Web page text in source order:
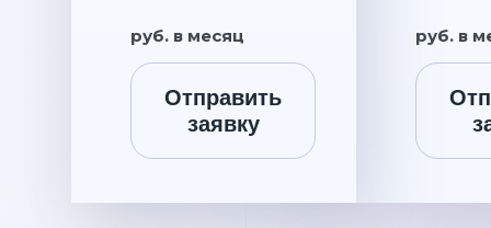
руб. в месяц
Отправить
заявку
руб. в